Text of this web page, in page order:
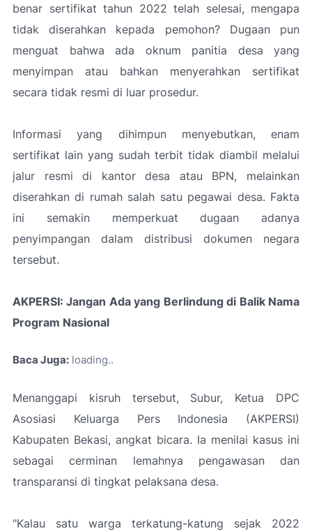
benar sertifikat tahun 2022 telah selesai, mengapa
tidak diserahkan kepada pemohon? Dugaan pun
menguat bahwa ada oknum panitia desa yang
menyimpan atau bahkan menyerahkan sertifikat
secara tidak resmi di luar prosedur.
Informasi yang dihimpun menyebutkan, enam
sertifikat lain yang sudah terbit tidak diambil melalui
jalur resmi di kantor desa atau BPN, melainkan
diserahkan di rumah salah satu pegawai desa. Fakta
ini semakin memperkuat dugaan adanya
penyimpangan dalam distribusi dokumen negara
tersebut.
AKPERSI: Jangan Ada yang Berlindung di Balik Nama
Program Nasional
Baca Juga: loading
Menanggapi kisruh tersebut, Subur, Ketua DPC
Asosiasi Keluarga Pers Indonesia (AKPERSI)
Kabupaten Bekasi, angkat bicara. Ia menilai kasus ini
sebagai cerminan lemahnya pengawasan dan
transparansi di tingkat pelaksana desa.
"Kalau satu warga terkatung-katung sejak 2022